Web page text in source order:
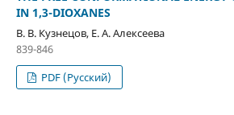
IN 1,3-DIOXANES
В. В. Кузнецов, Е. А. Алексеева
839-846
PDF (Русский)